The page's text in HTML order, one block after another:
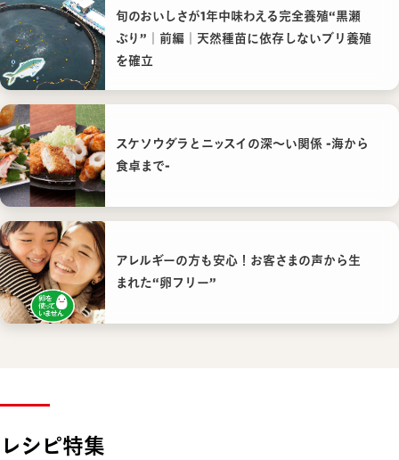
旬のおいしさが1年中味わえる完全養殖“黒瀬
ぶり”｜前編｜天然種苗に依存しないブリ養殖
を確立
スケソウダラとニッスイの深〜い関係 -海から
食卓まで-
アレルギーの方も安心！お客さまの声から生
まれた“卵フリー”
レシピ特集